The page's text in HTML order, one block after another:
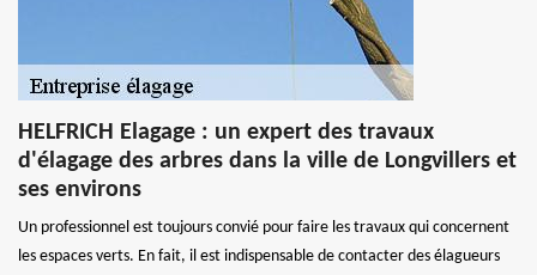
HELFRICH Elagage : un expert des travaux
d'élagage des arbres dans la ville de Longvillers et
ses environs
Un professionnel est toujours convié pour faire les travaux qui concernent
les espaces verts. En fait, il est indispensable de contacter des élagueurs